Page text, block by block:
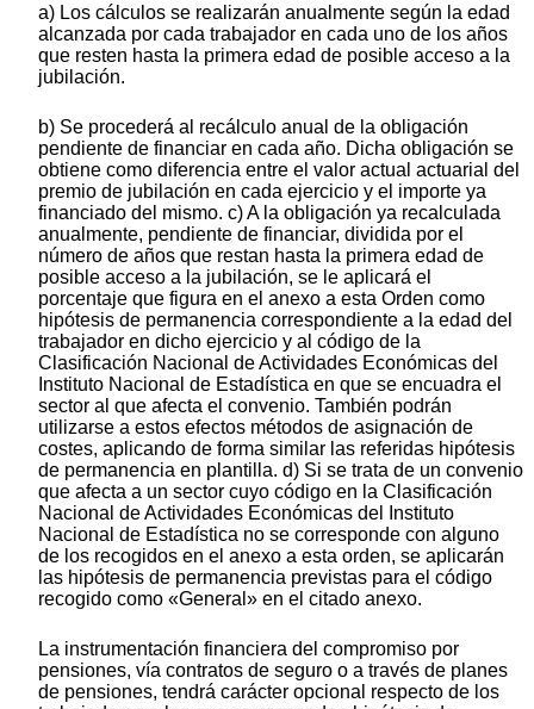
a) Los cálculos se realizarán anualmente según la edad
alcanzada por cada trabajador en cada uno de los años
que resten hasta la primera edad de posible acceso a la
jubilación.
b) Se procederá al recálculo anual de la obligación
pendiente de financiar en cada año. Dicha obligación se
obtiene como diferencia entre el valor actual actuarial del
premio de jubilación en cada ejercicio y el importe ya
financiado del mismo. c) A la obligación ya recalculada
anualmente, pendiente de financiar, dividida por el
número de años que restan hasta la primera edad de
posible acceso a la jubilación, se le aplicará el
porcentaje que figura en el anexo a esta Orden como
hipótesis de permanencia correspondiente a la edad del
trabajador en dicho ejercicio y al código de la
Clasificación Nacional de Actividades Económicas del
Instituto Nacional de Estadística en que se encuadra el
sector al que afecta el convenio. También podrán
utilizarse a estos efectos métodos de asignación de
costes, aplicando de forma similar las referidas hipótesis
de permanencia en plantilla. d) Si se trata de un convenio
que afecta a un sector cuyo código en la Clasificación
Nacional de Actividades Económicas del Instituto
Nacional de Estadística no se corresponde con alguno
de los recogidos en el anexo a esta orden, se aplicarán
las hipótesis de permanencia previstas para el código
recogido como «General» en el citado anexo.
La instrumentación financiera del compromiso por
pensiones, vía contratos de seguro o a través de planes
de pensiones, tendrá carácter opcional respecto de los